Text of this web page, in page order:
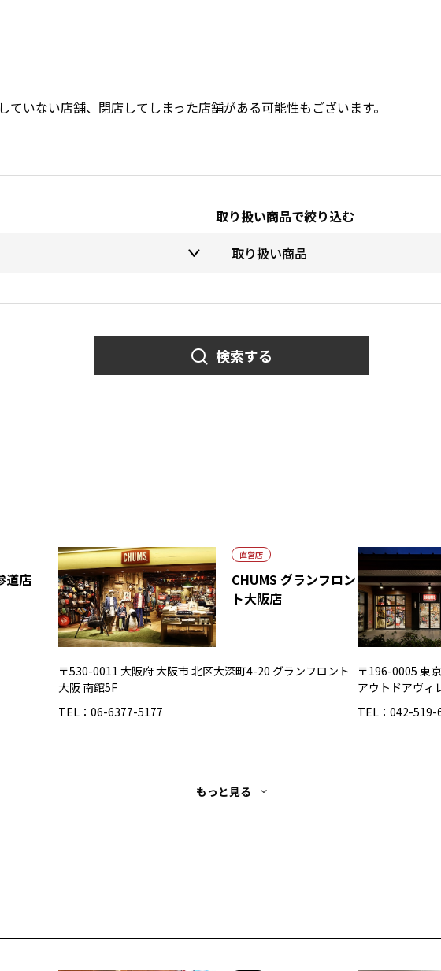
いない店舗、閉店してしまった店舗がある可能性もございます。
取り扱い商品で絞り込む
検索する
道店
直営店
CHUMS グランフロン
ト大阪店
〒530-0011 大阪府 大阪市 北区大深町4-20 グランフロント
大阪 南館5F
TEL：06-6377-5177
〒196-0005 東
アウトドアヴィ
TEL：042-519-
もっと見る